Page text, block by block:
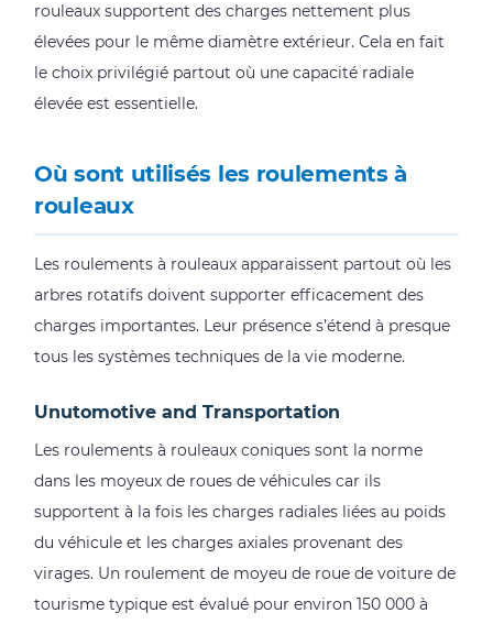
les
roulements
à
rouleaux
Les
roulements
rouleaux
ont-
ils
graisse
Graisse
ou
huile :
laquelle
utiliser
4.2
rouleaux supportent des charges nettement plus
élevées pour le même diamètre extérieur. Cela en fait
le choix privilégié partout où une capacité radiale
élevée est essentielle.
Où sont utilisés les roulements à
rouleaux
Les roulements à rouleaux apparaissent partout où les
arbres rotatifs doivent supporter efficacement des
charges importantes. Leur présence s’étend à presque
tous les systèmes techniques de la vie moderne.
Unutomotive and Transportation
Les roulements à rouleaux coniques sont la norme
dans les moyeux de roues de véhicules car ils
supportent à la fois les charges radiales liées au poids
du véhicule et les charges axiales provenant des
virages. Un roulement de moyeu de roue de voiture de
tourisme typique est évalué pour environ 150 000 à